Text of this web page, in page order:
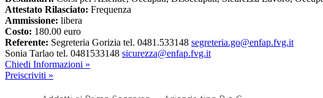
Attestato Rilasciato: Frequenza
Ammissione: libera
Costo: 180.00 euro
Referente: Segreteria Gorizia tel. 0481.533148 segreteria.go@enfap.fvg.it
Sonia Tarlao tel. 0481533148 sicurezza@enfap.fvg.it
Chiedi Informazioni »
Preiscriviti »